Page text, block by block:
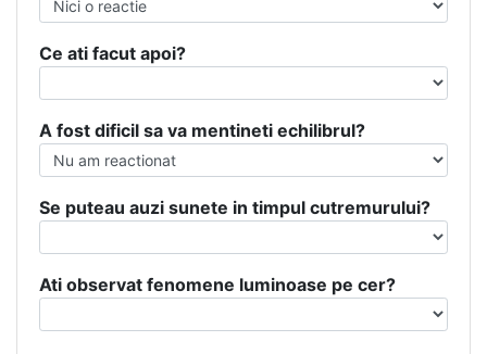
Ce ati facut apoi?
A fost dificil sa va mentineti echilibrul?
Se puteau auzi sunete in timpul cutremurului?
Ati observat fenomene luminoase pe cer?